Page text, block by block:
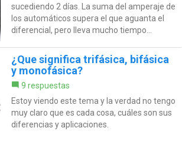
sucediendo 2 días. La suma del amperaje de
los automáticos supera el que aguanta el
diferencial, pero lleva mucho tiempo...
¿Que significa trifásica, bifásica
y monofásica?
9 respuestas
Estoy viendo este tema y la verdad no tengo
muy claro que es cada cosa, cuáles son sus
diferencias y aplicaciones.